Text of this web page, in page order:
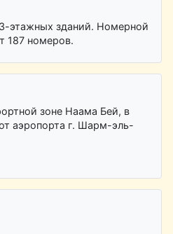
этажных зданий. Номерной
187 номеров.
зоне Наама Бей, в
аэропорта г. Шарм-эль-